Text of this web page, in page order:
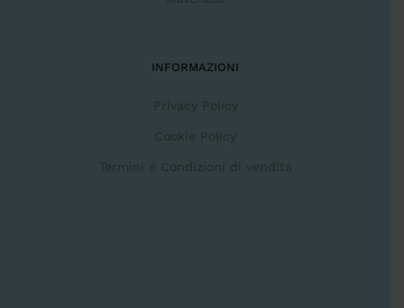
INFORMAZIONI
Privacy Policy
Cookie Policy
Termini e Condizioni di vendita